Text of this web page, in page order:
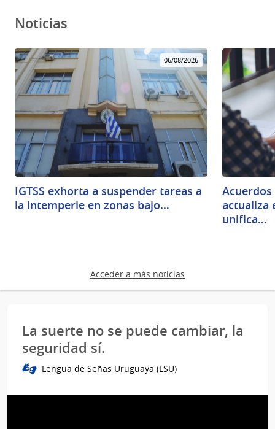
Noticias
06/08/2026
IGTSS exhorta a suspender tareas a
la intemperie en zonas bajo…
actualiza
unifica…
Acceder a más noticias
La suerte no se puede cambiar, la
seguridad sí.
Lengua de Señas Uruguaya (LSU)